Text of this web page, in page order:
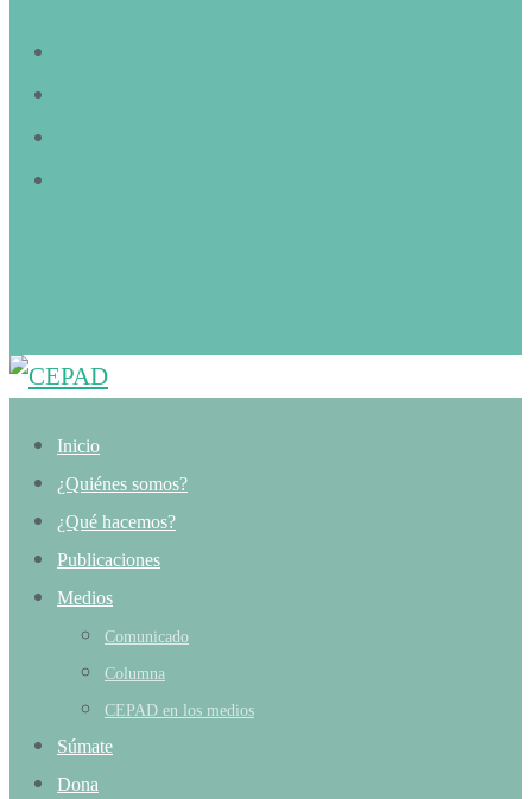
Inicio
¿Quiénes somos?
¿Qué hacemos?
Publicaciones
Medios
Comunicado
Columna
CEPAD en los medios
Súmate
Dona